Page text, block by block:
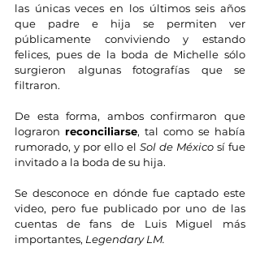
las únicas veces en los últimos seis años
que padre e hija se permiten ver
públicamente conviviendo y estando
felices, pues de la boda de Michelle sólo
surgieron algunas fotografías que se
filtraron.
De esta forma, ambos confirmaron que
lograron reconciliarse, tal como se había
rumorado, y por ello el Sol de México sí fue
invitado a la boda de su hija.
Se desconoce en dónde fue captado este
video, pero fue publicado por uno de las
cuentas de fans de Luis Miguel más
importantes, Legendary LM.